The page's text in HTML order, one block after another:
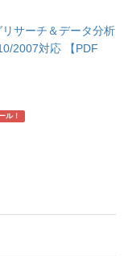
サーチ＆データ分析
2007対応 【PDF
ル！